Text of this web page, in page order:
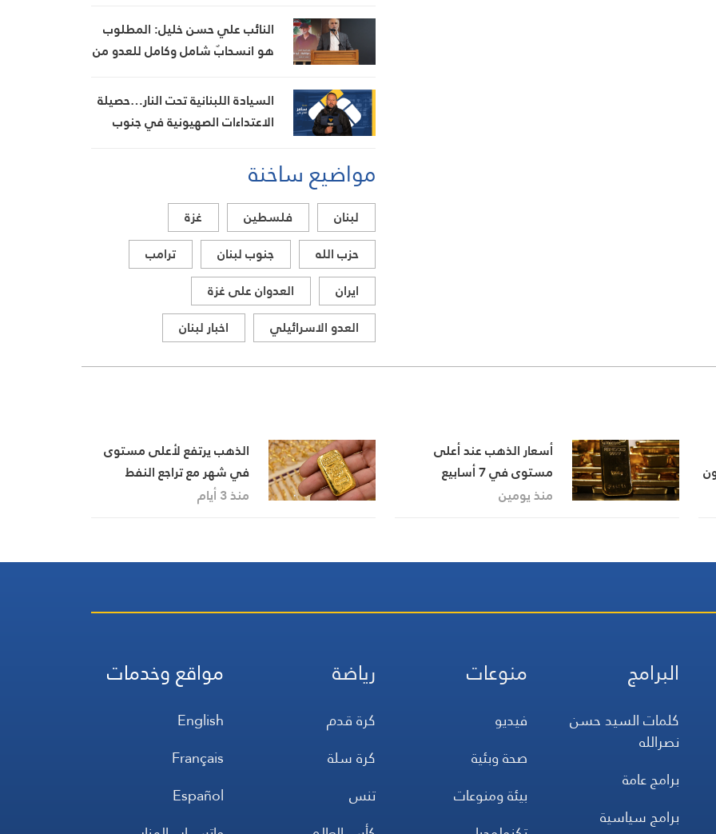
النائب علي حسن خليل: المطلوب
هو انسحابٌ شامل وكامل للعدو من
السيادة اللبنانية تحت النار…حصيلة
الاعتداءات الصهيونية في جنوب
مواضيع ساخنة
لبنان فلسطين
غزة
حزب الله
جنوب لبنان
ترامب
ايران
العدوان على غزة
العدو الاسرائيلي
اخبار لبنان
أسعار الذهب عند أعلى
مستوى في 7 أسابيع
منذ يومين
الذهب يرتفع لأعلى مستوى
في شهر مع تراجع النفط
والدولار
منذ 3 أيام
البرامج
كلمات السيد حسن
نصرالله
برامج عامة
برامج سياسية
منوعات
فيديو
صحة وبئية
بيئة ومنوعات
رياضة
كرة قدم
كرة سلة
تنس
مواقع وخدمات
English
Français
Español